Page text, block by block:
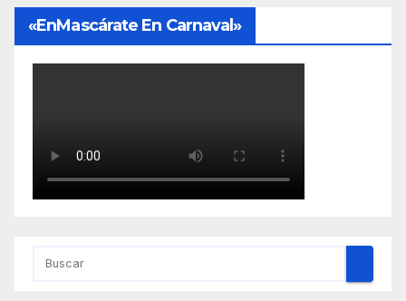
«EnMascárate En Carnaval»